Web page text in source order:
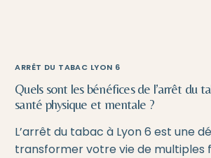
ARRÊT DU TABAC LYON 6
Quels sont les bénéfices de l’arrêt du
santé physique et mentale ?
L’arrêt du tabac à Lyon 6 est une
transformer votre vie de multiples